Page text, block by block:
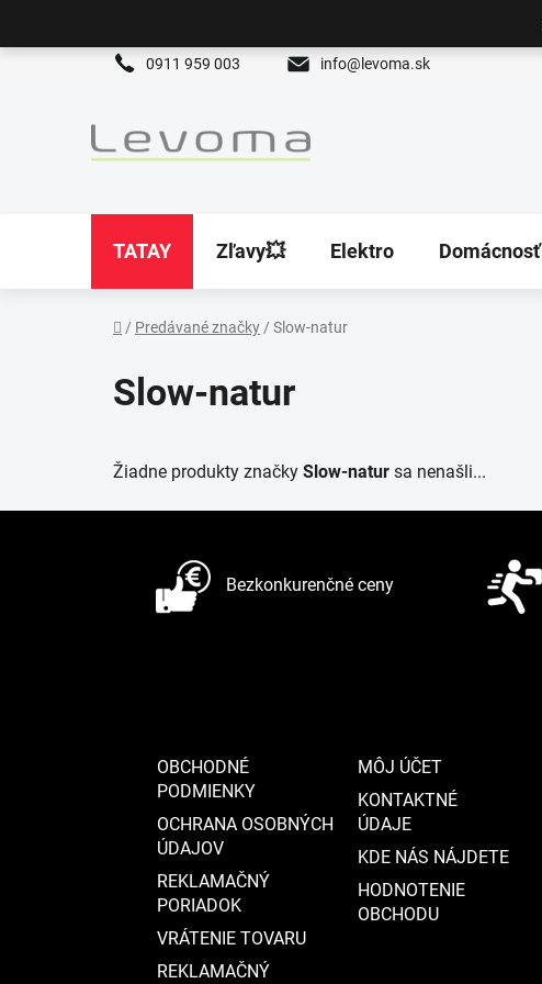
0911 959 003 info@levoma.sk
TATAY Zľavy💥 Elektro Domácnosť
/ Predávané značky / Slow-natur
Slow-natur
Žiadne produkty značky Slow-natur sa nenašli...
Bezkonkurenčné ceny
OBCHODNÉ
PODMIENKY
OCHRANA OSOBNÝCH
ÚDAJOV
REKLAMAČNÝ
PORIADOK
VRÁTENIE TOVARU
REKLAMAČNÝ
MÔJ ÚČET
KONTAKTNÉ
ÚDAJE
KDE NÁS NÁJDETE
HODNOTENIE
OBCHODU